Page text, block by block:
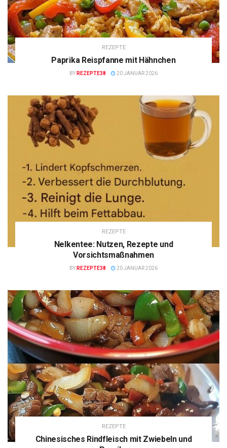
REZEPTE
Paprika Reispfanne mit Hähnchen
BY REZEPTE38 20 JANUAR 2026
REZEPTE
Nelkentee: Nutzen, Rezepte und
Vorsichtsmaßnahmen
BY REZEPTE38 20 JANUAR 2026
REZEPTE
Chinesisches Rindfleisch mit Zwiebeln und